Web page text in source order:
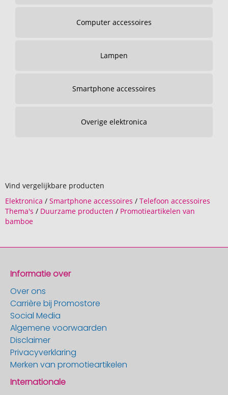
Computer accessoires
Lampen
Smartphone accessoires
Overige elektronica
Vind vergelijkbare producten
Elektronica / Smartphone accessoires / Telefoon accessoires
Thema's / Duurzame producten / Promotieartikelen van
bamboe
Informatie over
Over ons
Carrière bij Promostore
Social Media
Algemene voorwaarden
Disclaimer
Privacyverklaring
Merken van promotieartikelen
Internationale